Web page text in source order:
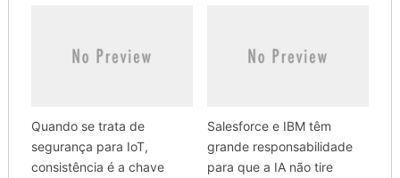
Quando se trata de
segurança para IoT,
consistência é a chave
Salesforce e IBM têm
grande responsabilidade
para que a IA não tire